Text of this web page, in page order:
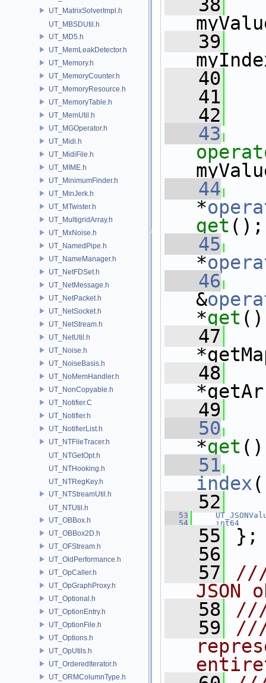
UT_MatrixSolverImpl.h
UT_MBSDUtil.h
UT_MD5.h
UT_MemLeakDetector.h
UT_Memory.h
UT_MemoryCounter.h
UT_MemoryResource.h
UT_MemoryTable.h
UT_MemUtil.h
UT_MGOperator.h
UT_Midi.h
UT_MidiFile.h
UT_MIME.h
UT_MinimumFinder.h
UT_MinJerk.h
UT_MTwister.h
UT_MultigridArray.h
UT_MxNoise.h
UT_NamedPipe.h
UT_NameManager.h
UT_NetFDSet.h
UT_NetMessage.h
UT_NetPacket.h
UT_NetSocket.h
UT_NetStream.h
UT_NetUtil.h
UT_Noise.h
UT_NoiseBasis.h
UT_NoMemHandler.h
UT_NonCopyable.h
UT_Notifier.C
UT_Notifier.h
UT_NotifierList.h
UT_NTFileTracer.h
UT_NTGetOpt.h
UT_NTHooking.h
UT_NTRegKey.h
UT_NTStreamUtil.h
UT_NTUtil.h
UT_OBBox.h
UT_OBBox2D.h
UT_OFStream.h
UT_OldPerformance.h
UT_OpCaller.h
UT_OpGraphProxy.h
UT_Optional.h
UT_OptionEntry.h
UT_OptionFile.h
UT_Options.h
UT_OpUtils.h
UT_OrderedIterator.h
UT_ORMColumnType.h
   38
   39
   40
   41
   42
   43
   44
*
get
   45
*
   46
&
*get
   47
   48
   49
   50
*get
   51
index
   52
   53
   54
int64
   55
};
   56
   57
///
JSON
   58
   59
///